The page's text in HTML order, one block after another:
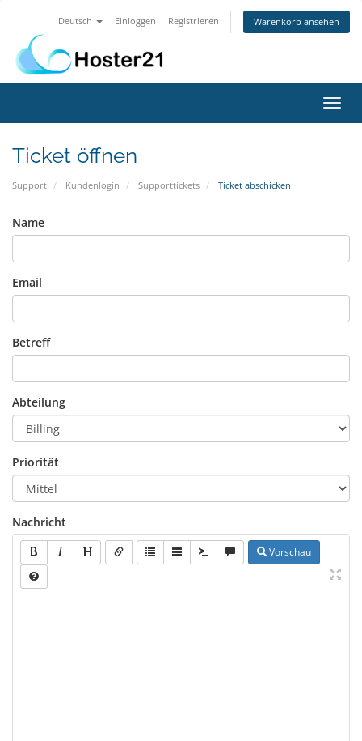
Deutsch Einloggen Registrieren Warenkorb ansehen
ein-/
Ticket öffnen
Support Kundenlogin Supporttickets Ticket abschicken
Name
Email
Betreff
Abteilung
Priorität
Nachricht
Vorschau